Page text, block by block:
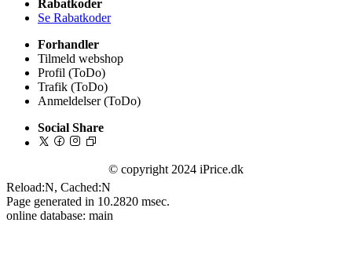
Rabatkoder
Se Rabatkoder
Forhandler
Tilmeld webshop
Profil (ToDo)
Trafik (ToDo)
Anmeldelser (ToDo)
Social Share
© copyright 2024 iPrice.dk
Reload:N, Cached:N
Page generated in 10.2820 msec.
online database: main